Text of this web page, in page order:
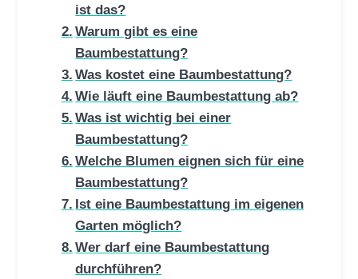
ist das?
Warum gibt es eine
Baumbestattung?
Was kostet eine Baumbestattung?
Wie läuft eine Baumbestattung ab?
Was ist wichtig bei einer
Baumbestattung?
Welche Blumen eignen sich für eine
Baumbestattung?
Ist eine Baumbestattung im eigenen
Garten möglich?
Wer darf eine Baumbestattung
durchführen?